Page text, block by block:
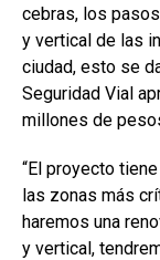
cebras, los
y vertical de las
ciudad, esto se
Seguridad Vial
millones de
“El proyecto
las zonas más
haremos una
y vertical,